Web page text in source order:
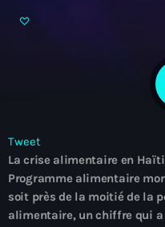
À Propos
TV Direct
Tweet
La crise alimentaire en
Programme alimentaire
soit près de la moitié de la
alimentaire, un chiffre qui a